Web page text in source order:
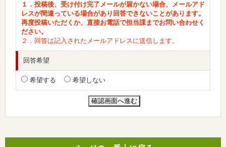
１．投稿後、受け付け完了メールが届かない場合、メールアド
レスが間違っている場合があり回答できないことがあります。
再度投稿いただくか、直接お電話で担当課までお問い合わせく
ださい。
２．回答は記入されたメールアドレスに送信します。
回答希望
希望する 希望しない